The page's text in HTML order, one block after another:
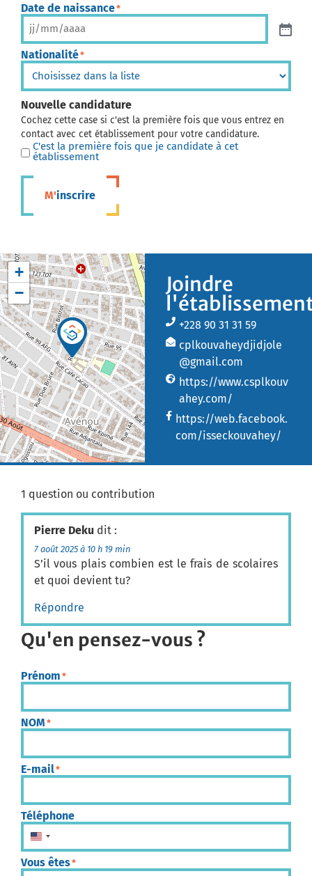
Date de naissance*
Nationalité*
Nouvelle candidature
Cochez cette case si c'est la première fois que vous entrez en
contact avec cet établissement pour votre candidature.
C'est la première fois que je candidate à cet
établissement
M'inscrire
+
−
Joindre
+228 90 31 31 59
cplkouvaheydjidjole
@gmail.com
https://www.csplkouv
ahey.com/
https://web.facebook.
com/isseckouvahey/
1 question ou contribution
Pierre Deku dit :
7 août 2025 à 10 h 19 min
S’il vous plais combien est le frais de scolaires
et quoi devient tu?
Répondre
Qu'en pensez-vous ?
Prénom *
NOM *
E-mail*
Téléphone
États-Unis +1
Vous êtes*